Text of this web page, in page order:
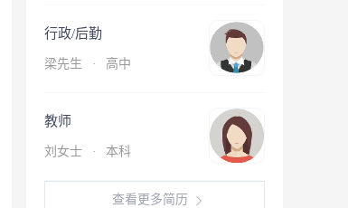
行政/后勤
梁先生 · 高中
教师
刘女士 · 本科
查看更多简历